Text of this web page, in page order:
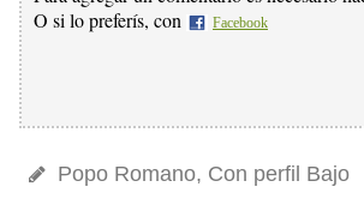
O si lo preferís, con Facebook
Popo Romano, Con perfil Bajo